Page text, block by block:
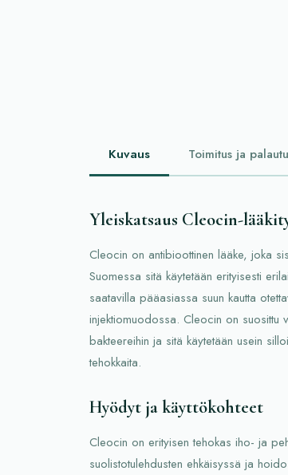
Kuvaus Toimitus ja
Yleiskatsaus Cleocin-
Cleocin on antibioottinen lääke, joka
Suomessa sitä käytetään erityisesti
saatavilla pääasiassa suun kautta
injektiomuodossa. Cleocin on suosittu
bakteereihin ja sitä käytetään usein
tehokkaita.
Hyödyt ja käyttökohteet
Cleocin on erityisen tehokas iho- ja
suolistotulehdusten ehkäisyssä ja